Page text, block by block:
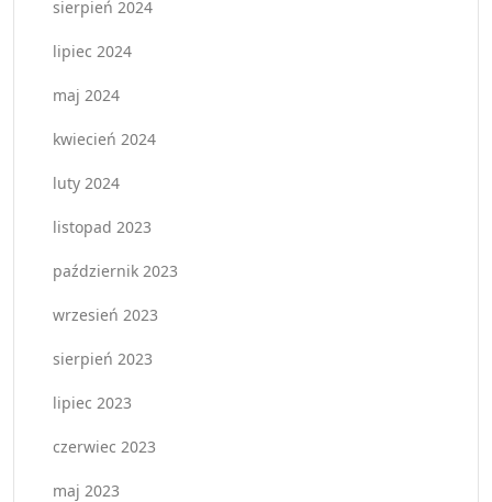
sierpień 2024
lipiec 2024
maj 2024
kwiecień 2024
luty 2024
listopad 2023
październik 2023
wrzesień 2023
sierpień 2023
lipiec 2023
czerwiec 2023
maj 2023